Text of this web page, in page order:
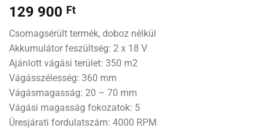
129 900 Ft
Csomagsérült termék, doboz nélkül
Akkumulátor feszültség: 2 x 18 V
Ajánlott vágási terület: 350 m2
Vágásszélesség: 360 mm
Vágásmagasság: 20 – 70 mm
Vágási magasság fokozatok: 5
Üresjárati fordulatszám: 4000 RPM